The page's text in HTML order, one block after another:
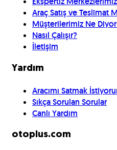
Araç Satış ve Teslimat
Müşterilerimiz Ne
Nasıl Çalışır?
İletişim
Yardım
Aracımı Satmak
Sıkça Sorulan Sorular
Canlı Yardım
otoplus.com